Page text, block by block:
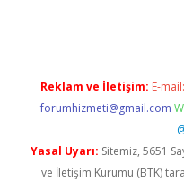
Reklam ve İletişim: E-mail:
forumhizmeti@gmail.com
Yasal Uyarı: Sitemiz, 5651
ve İletişim Kurumu (BTK)